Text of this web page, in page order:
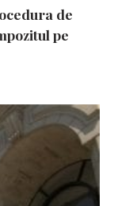
de
pe